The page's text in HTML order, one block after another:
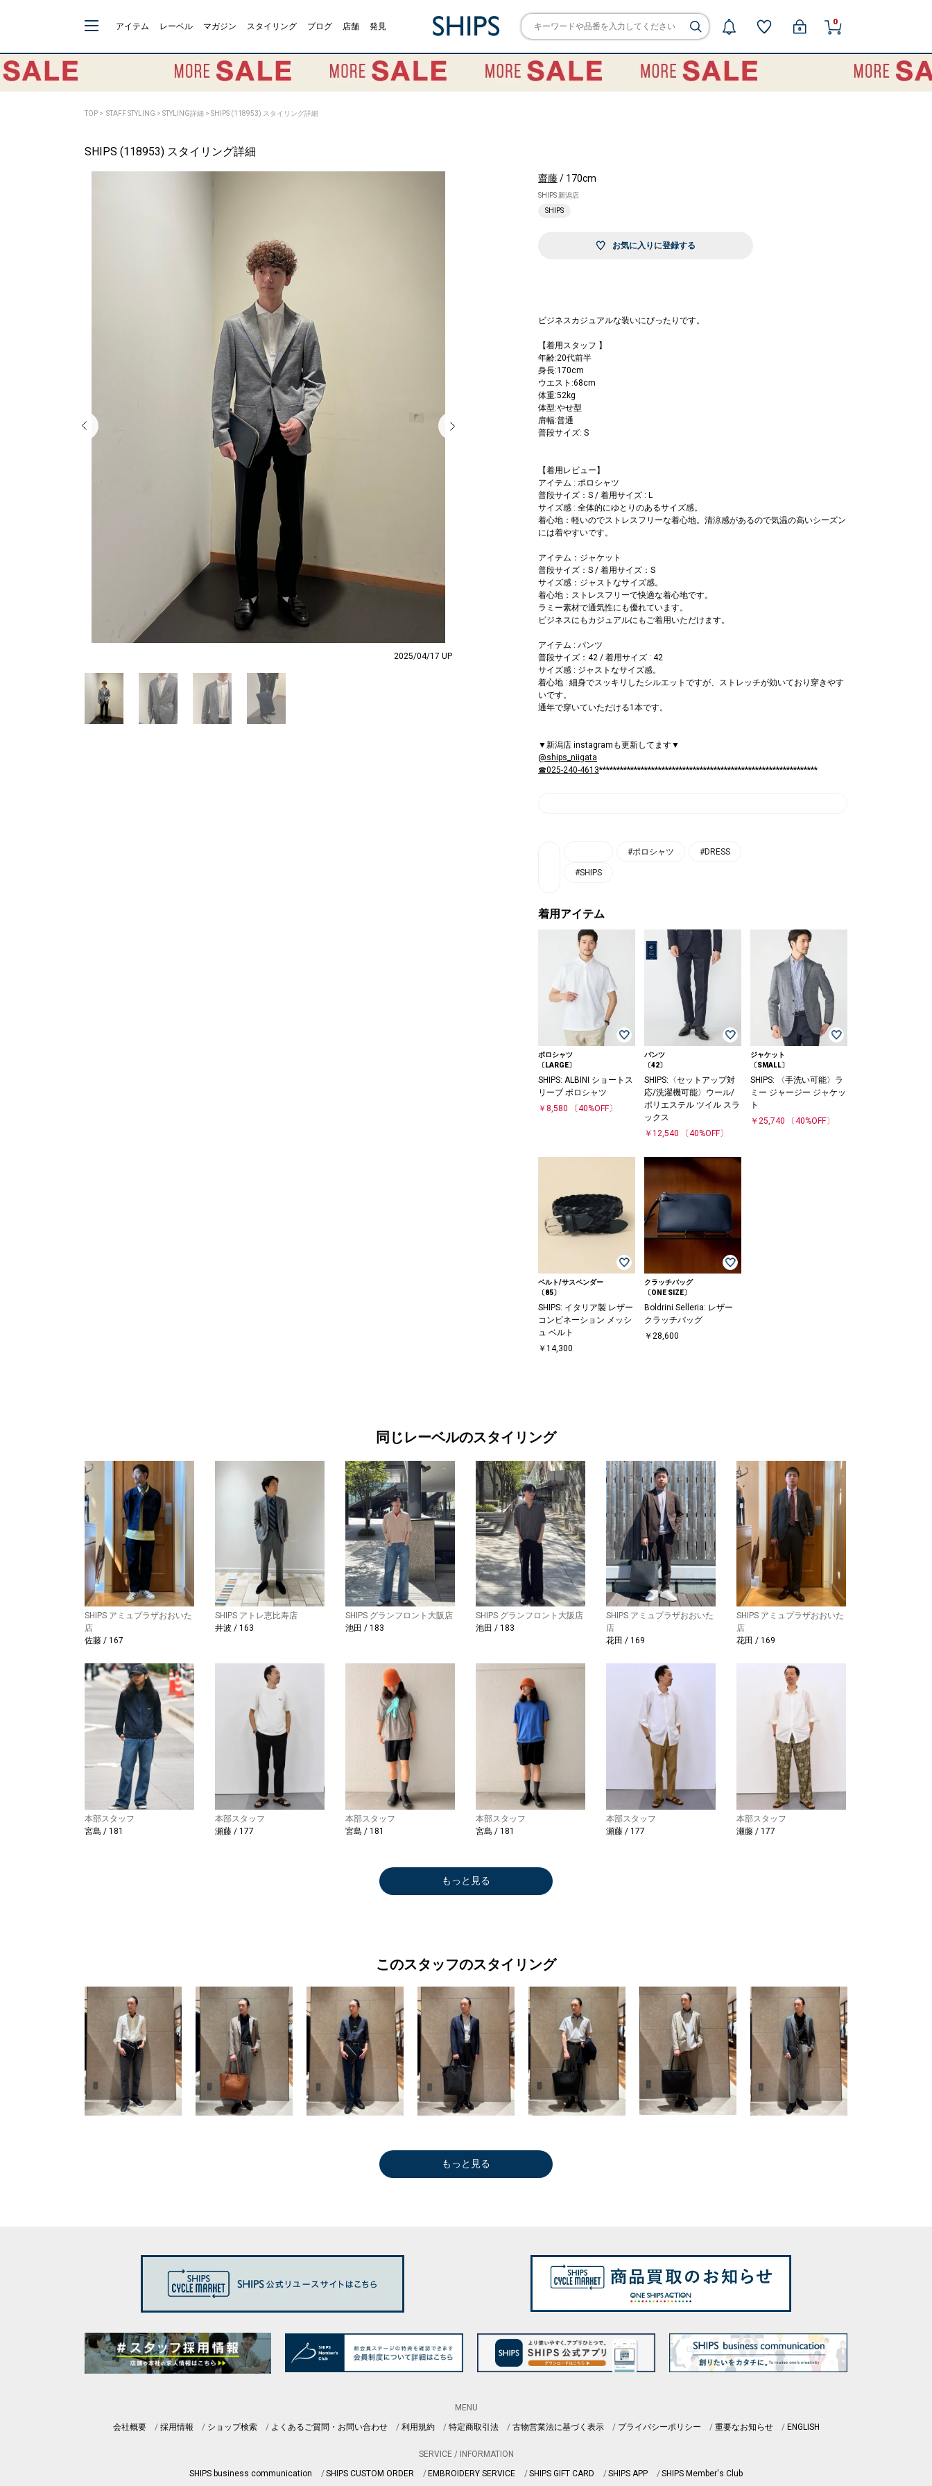
アイテム レーベル マガジン スタイリング ブログ 店舗 発見 0
TOP > STAFF STYLING > STYLING詳細 > SHIPS (118953) スタイリング詳細
SHIPS (118953) スタイリング詳細
2025/04/17 UP
齋藤/ 170cm
SHIPS 新潟店
SHIPS
お気に入りに登録する
ビジネスカジュアルな装いにぴったりです。
【着用スタッフ 】
年齢:20代前半
身長:170cm
ウエスト:68cm
体重:52kg
体型:やせ型
肩幅:普通
普段サイズ: S
【着用レビュー】
アイテム : ポロシャツ
普段サイズ：S / 着用サイズ : L
サイズ感 : 全体的にゆとりのあるサイズ感。
着心地：軽いのでストレスフリーな着心地。清涼感があるので気温の高いシーズン
には着やすいです。
アイテム：ジャケット
普段サイズ：S / 着用サイズ：S
サイズ感：ジャストなサイズ感。
着心地：ストレスフリーで快適な着心地です。
ラミー素材で通気性にも優れています。
ビジネスにもカジュアルにもご着用いただけます。
アイテム : パンツ
普段サイズ：42 / 着用サイズ : 42
サイズ感 : ジャストなサイズ感。
着心地 : 細身でスッキリしたシルエットですが、ストレッチが効いており穿きやす
いです。
通年で穿いていただける1本です。
▼新潟店 instagramも更新してます▼
@ships_niigata
☎025-240-4613***************************************************************
#SHIPS
#ポロシャツ #DRESS
着用アイテム
ポロシャツ
〔LARGE〕
SHIPS: ALBINI ショートス
リーブ ポロシャツ
￥8,580
〔40%OFF〕
パンツ
〔42〕
SHIPS:〈セットアップ対
応/洗濯機可能〉ウール/
ポリエステル ツイル スラ
ックス
￥12,540
〔40%OFF〕
ジャケット
〔SMALL〕
SHIPS: 〈手洗い可能〉ラ
ミー ジャージー ジャケッ
ト
￥25,740
〔40%OFF〕
ベルト/サスペンダー
〔85〕
SHIPS: イタリア製 レザー
コンビネーション メッシ
ュ ベルト
￥14,300
クラッチバッグ
〔ONE SIZE〕
Boldrini Selleria: レザー
クラッチバッグ
￥28,600
同じレーベルのスタイリング
SHIPS アミュプラザおおいた
店
佐藤 / 167
SHIPS アトレ恵比寿店
井波 / 163
SHIPS グランフロント大阪店
池田 / 183
SHIPS グランフロント大阪店
池田 / 183
SHIPS アミュプラザおおいた
店
花田 / 169
SHIPS アミュプラザおおいた
店
花田 / 169
本部スタッフ
宮島 / 181
本部スタッフ
瀬藤 / 177
本部スタッフ
宮島 / 181
本部スタッフ
宮島 / 181
本部スタッフ
瀬藤 / 177
本部スタッフ
瀬藤 / 177
もっと見る
このスタッフのスタイリング
もっと見る
MENU
会社概要
採用情報 ショップ検索 よくあるご質問・お問い合わせ 利用規約 特定商取引法 古物営業法に基づく表示 プライバシーポリシー 重要なお知らせ ENGLISH
SERVICE / INFORMATION
SHIPS business communication
SHIPS CUSTOM ORDER EMBROIDERY SERVICE SHIPS GIFT CARD SHIPS APP SHIPS Member's Club